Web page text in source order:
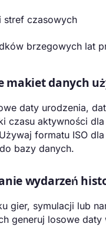
stref czasowych
brzegowych lat
makiet danych
daty urodzenia,
czasu aktywności
formatu ISO dla
bazy danych.
wydarzeń
gier, symulacji lub
generuj losowe daty